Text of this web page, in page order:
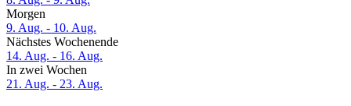
Morgen
9. Aug. - 10. Aug.
Nächstes Wochenende
14. Aug. - 16. Aug.
In zwei Wochen
21. Aug. - 23. Aug.